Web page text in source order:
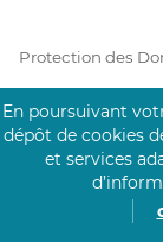
Protection des
Vie Privée
En poursuivant
dépôt de cookies
et services